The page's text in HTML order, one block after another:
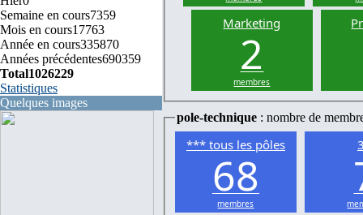
Semaine en cours7359
Mois en cours17763
Année en cours335870
Années précédentes690359
Total1026229
Statistiques
Quelques images
Marketing
2
membres
pole-technique : nombre de
*** tous les pôles
68
membres